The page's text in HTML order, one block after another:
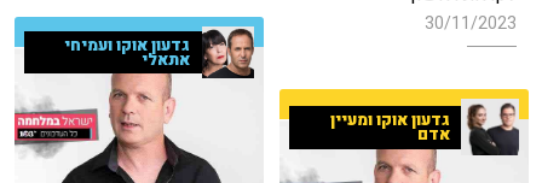
30/11/2023
גדעון אוקו ועמיחי
אתאלי
גדעון אוקו ומעיין
אדם